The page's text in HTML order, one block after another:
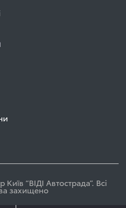
“ВІДІ Автострада”. Всі
захищено